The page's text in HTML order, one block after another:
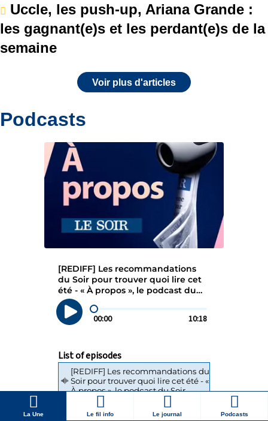
La Une Le fil info Le journal Podcasts
Uccle, les push-up, Ariana Grande :
les gagnant(e)s et les perdant(e)s de la
semaine
Voir plus d'articles
Podcasts